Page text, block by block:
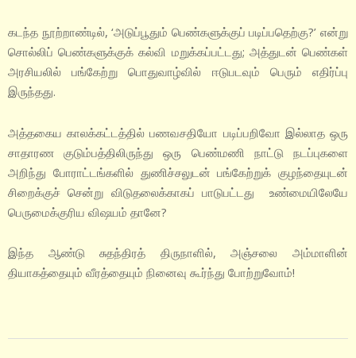
கடந்த நூற்றாண்டில், ‘அடுப்பூதும் பெண்களுக்குப் படிப்பதெற்கு?’ என்று
சொல்லிப் பெண்களுக்குக் கல்வி மறுக்கப்பட்டது; அத்துடன் பெண்கள்
அரசியலில் பங்கேற்று பொதுவாழ்வில் ஈடுபடவும் பெரும் எதிர்ப்பு
இருந்தது.
அத்தகைய காலக்கட்டத்தில் பணவசதியோ படிப்பறிவோ இல்லாத ஒரு
சாதாரண குடும்பத்திலிருந்து ஒரு பெண்மணி நாட்டு நடப்புகளை
அறிந்து போராட்டங்களில் துணிச்சலுடன் பங்கேற்றுக் குழந்தையுடன்
சிறைக்குச் சென்று விடுதலைக்காகப் பாடுபட்டது உண்மையிலேயே
பெருமைக்குரிய விஷயம் தானே?
இந்த ஆண்டு சுதந்திரத் திருநாளில், அஞ்சலை அம்மாளின்
தியாகத்தையும் வீரத்தையும் நினைவு கூர்ந்து போற்றுவோம்!